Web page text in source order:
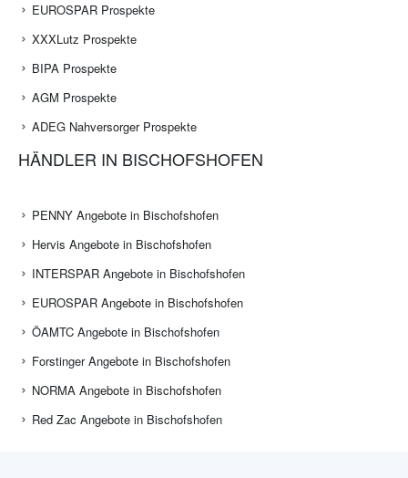
EUROSPAR Prospekte
XXXLutz Prospekte
BIPA Prospekte
AGM Prospekte
ADEG Nahversorger Prospekte
HÄNDLER IN BISCHOFSHOFEN
PENNY Angebote in Bischofshofen
Hervis Angebote in Bischofshofen
INTERSPAR Angebote in Bischofshofen
EUROSPAR Angebote in Bischofshofen
ÖAMTC Angebote in Bischofshofen
Forstinger Angebote in Bischofshofen
NORMA Angebote in Bischofshofen
Red Zac Angebote in Bischofshofen